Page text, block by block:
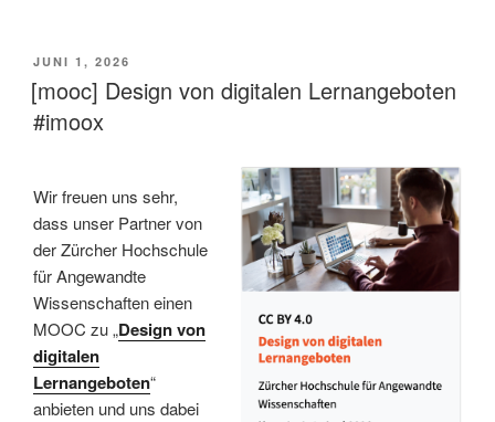
VERÖFFENTLICHT
AM
JUNI 1, 2026
[mooc] Design von digitalen Lernangeboten
#imoox
Wir freuen uns sehr,
dass unser Partner von
der Zürcher Hochschule
für Angewandte
Wissenschaften einen
MOOC zu „Design von
digitalen
Lernangeboten“
anbieten und uns dabei